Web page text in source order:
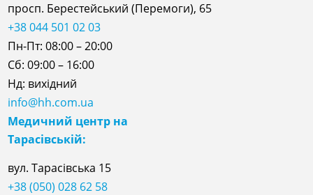
просп. Берестейський (Перемоги), 65
+38 044 501 02 03
Пн-Пт: 08:00 – 20:00
Сб: 09:00 – 16:00
Нд: вихідний
info@hh.com.ua
Медичний центр на
Тарасівській:
вул. Тарасівська 15
+38 (050) 028 62 58